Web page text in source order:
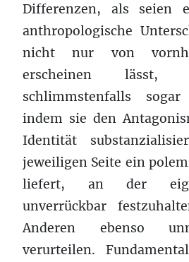
Differenzen, als seien
anthropologische
nicht nur von
erscheinen lässt,
schlimmstenfalls
indem sie den
Identität
jeweiligen Seite ein
liefert, an der
unverrückbar
Anderen ebenso
verurteilen.